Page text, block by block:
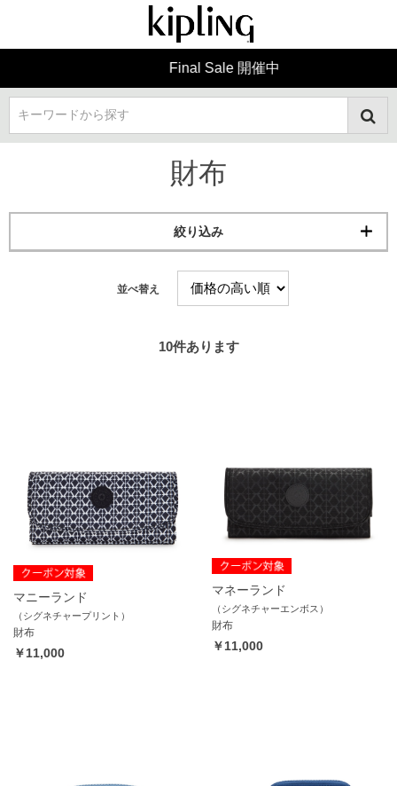
Final Sale 開催中
キーワードから探す
財布
絞り込み
並べ替え
10件あります
マニーランド
（シグネチャープリント）
財布
￥11,000
マネーランド
（シグネチャーエンボス）
財布
￥11,000